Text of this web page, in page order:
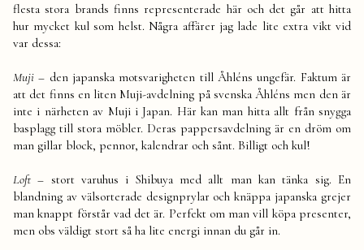
flesta stora brands finns representerade här och det går att hitta
hur mycket kul som helst. Några affärer jag lade lite extra vikt vid
var dessa:
Muji – den japanska motsvarigheten till Åhléns ungefär. Faktum är
att det finns en liten Muji-avdelning på svenska Åhléns men den är
inte i närheten av Muji i Japan. Här kan man hitta allt från snygga
basplagg till stora möbler. Deras pappersavdelning är en dröm om
man gillar block, pennor, kalendrar och sånt. Billigt och kul!
Loft – stort varuhus i Shibuya med allt man kan tänka sig. En
blandning av välsorterade designprylar och knäppa japanska grejer
man knappt förstår vad det är. Perfekt om man vill köpa presenter,
men obs väldigt stort så ha lite energi innan du går in.